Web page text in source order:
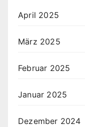
April 2025
März 2025
Februar 2025
Januar 2025
Dezember 2024